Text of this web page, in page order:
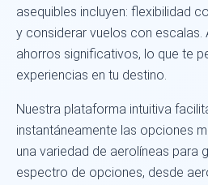
asequibles incluyen: flexibilidad
y considerar vuelos con escalas.
ahorros significativos, lo que te
experiencias en tu destino.
Nuestra plataforma intuitiva
instantáneamente las opciones
una variedad de aerolíneas para
espectro de opciones, desde